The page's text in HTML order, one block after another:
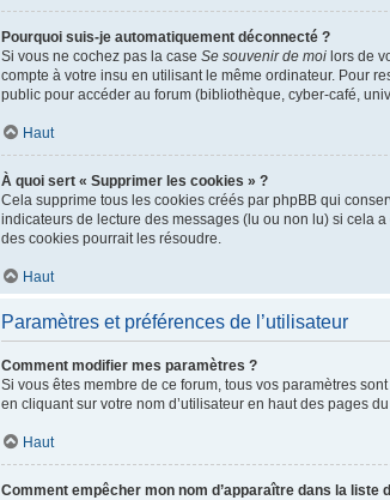
Pourquoi suis-je automatiquement déconnecté ?
Si vous ne cochez pas la case Se souvenir de moi lors de
compte à votre insu en utilisant le même ordinateur. Pour
public pour accéder au forum (bibliothèque, cyber-café,
Haut
À quoi sert « Supprimer les cookies » ?
Cela supprime tous les cookies créés par phpBB qui
indicateurs de lecture des messages (lu ou non lu) si cela
des cookies pourrait les résoudre.
Haut
Paramètres et préférences de l’utilisateur
Comment modifier mes paramètres ?
Si vous êtes membre de ce forum, tous vos paramètres
en cliquant sur votre nom d’utilisateur en haut des pages
Haut
Comment empêcher mon nom d’apparaître dans la liste